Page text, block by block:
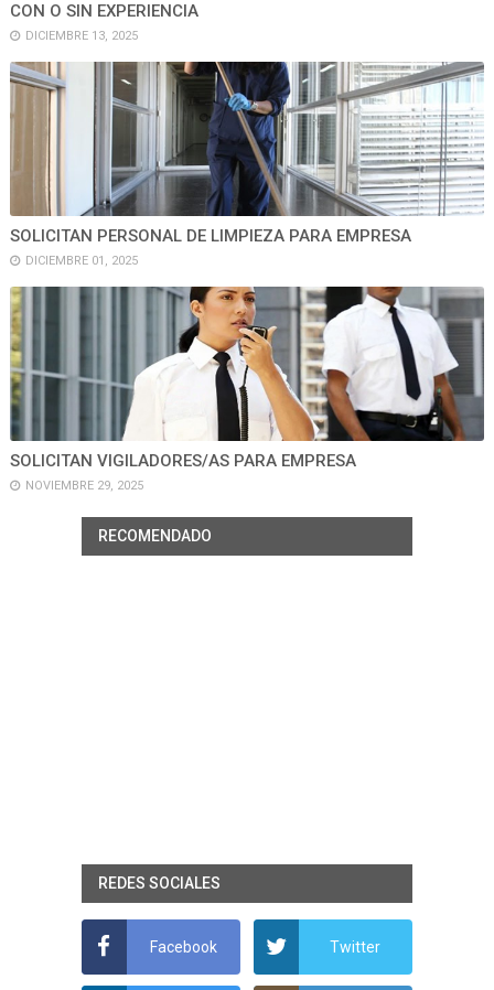
CON O SIN EXPERIENCIA
DICIEMBRE 13, 2025
SOLICITAN PERSONAL DE LIMPIEZA PARA EMPRESA
DICIEMBRE 01, 2025
SOLICITAN VIGILADORES/AS PARA EMPRESA
NOVIEMBRE 29, 2025
RECOMENDADO
REDES SOCIALES
Facebook Twitter